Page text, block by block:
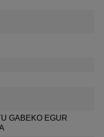
GABEKO EGUR